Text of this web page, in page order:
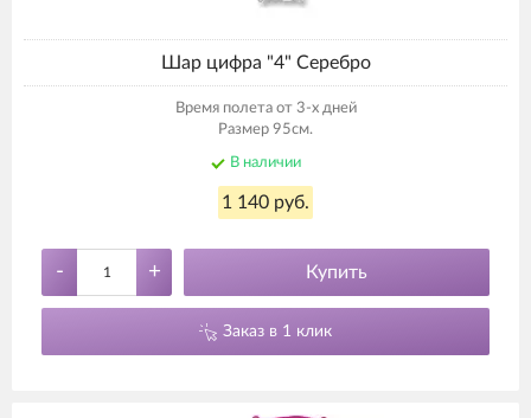
Шар цифра "4" Серебро
Время полета от 3-х дней
Размер 95см.
В наличии
1 140 руб.
- + Купить
Заказ в 1 клик